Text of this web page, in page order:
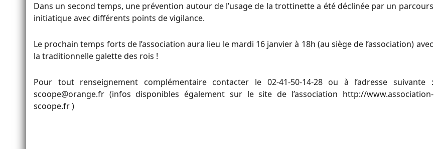
Dans un second temps, une prévention autour de l’usage de la trottinette a été déclinée par un parcours
initiatique avec différents points de vigilance.
Le prochain temps forts de l’association aura lieu le mardi 16 janvier à 18h (au siège de l’association) avec
la traditionnelle galette des rois !
Pour tout renseignement complémentaire contacter le 02-41-50-14-28 ou à l’adresse suivante :
scoope@orange.fr (infos disponibles également sur le site de l’association http://www.association-
scoope.fr )